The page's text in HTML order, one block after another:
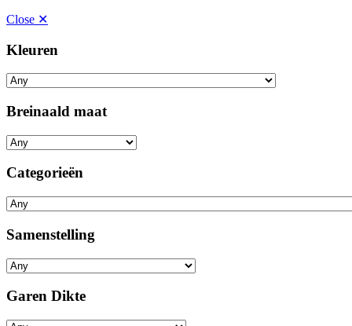
Close ✕
Kleuren
Breinaald maat
Categorieën
Samenstelling
Garen Dikte